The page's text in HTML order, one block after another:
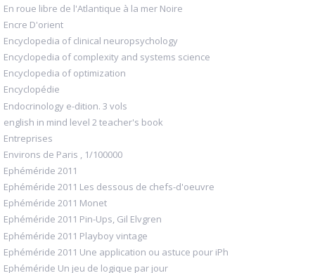
En roue libre de l'Atlantique à la mer Noire
Encre D'orient
Encyclopedia of clinical neuropsychology
Encyclopedia of complexity and systems science
Encyclopedia of optimization
Encyclopédie
Endocrinology e-dition. 3 vols
english in mind level 2 teacher's book
Entreprises
Environs de Paris , 1/100000
Ephéméride 2011
Ephéméride 2011 Les dessous de chefs-d'oeuvre
Ephéméride 2011 Monet
Ephéméride 2011 Pin-Ups, Gil Elvgren
Ephéméride 2011 Playboy vintage
Ephéméride 2011 Une application ou astuce pour iPh
Ephéméride Un jeu de logique par jour